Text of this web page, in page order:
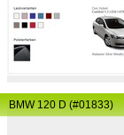
BMW 120 D (#01833)